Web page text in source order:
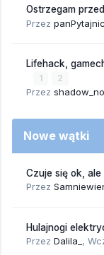
Ostrzegam
Przez
Lifehack,
1 2
Przez shadow_no
Nowe wątki
Czuje się ok,
Przez
Hulajnogi
Przez Dalila_ ,